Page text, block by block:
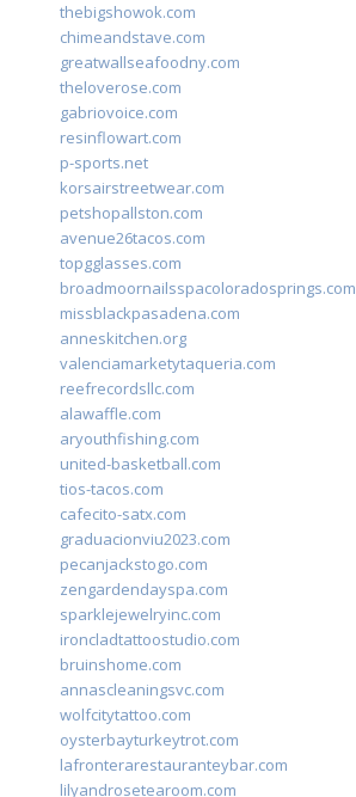
thebigshowok.com
chimeandstave.com
greatwallseafoodny.com
theloverose.com
gabriovoice.com
resinflowart.com
p-sports.net
korsairstreetwear.com
petshopallston.com
avenue26tacos.com
topgglasses.com
broadmoornailsspacoloradosprings.com
missblackpasadena.com
anneskitchen.org
valenciamarketytaqueria.com
reefrecordsllc.com
alawaffle.com
aryouthfishing.com
united-basketball.com
tios-tacos.com
cafecito-satx.com
graduacionviu2023.com
pecanjackstogo.com
zengardendayspa.com
sparklejewelryinc.com
ironcladtattoostudio.com
bruinshome.com
annascleaningsvc.com
wolfcitytattoo.com
oysterbayturkeytrot.com
lafronterarestauranteybar.com
lilyandrosetearoom.com